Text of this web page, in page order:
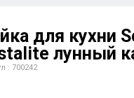
для кухни
лунный
: 700242